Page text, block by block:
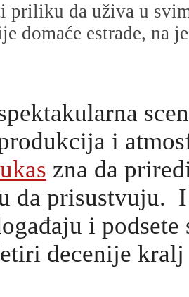
priliku da uživa u
domaće estrade, na
i
zna da
da prisustvuju.
i podsete
decenije